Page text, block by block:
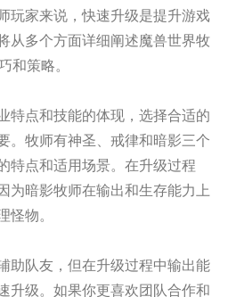
玩家来说，快速升级是提升游戏
从多个方面详细阐述魔兽世界牧
和策略。
特点和技能的体现，选择合适的
。牧师有神圣、戒律和暗影三个
特点和适用场景。在升级过程
为暗影牧师在输出和生存能力上
物。
助队友，但在升级过程中输出能
升级。如果你更喜欢团队合作和